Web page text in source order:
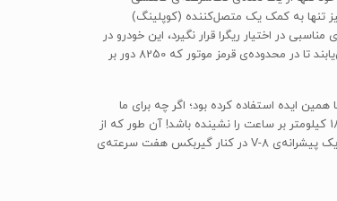
تنها به کمک یک متصل‌کننده (کوپلینگ)
50 کیلومتر بر ساعت که ممکن است نیروی محرکه‌ی مناسبی در اختیار ریگرا قرار نگیرد، این خودرو در
عوض به موتورهای الکتریکی متکی خواهد بود و در سرعت‌های بالاتر از 50 کیلومتر بر ساعت، سرعت موتور ریگرا و گشتاور چرخ‌های آن با نسبت مستقیم افزایش می‌یابند تا در محدوده‌ی قرمز موتور که 8250 دور بر
ایده استفاده کرده بود؛ اگر چه برای ما
چندان عجیب به نظر نمی‌رسد که «کریستین ون کونیگ‌زگ» به عنوان پایه‌گذار اصلی این خودرو تا به حال حتی نام یک خودروی سدان خانوادگی با حداکثر سرعت 183 کیلومتر بر ساعت را نشینده باشد! آن طور که از
سوی کمپانی سازنده عنوان شده، استفاده از گیربکس جدید در کنار موتورهای الکتریکی و پک باتری، وزن خودرو را تنها 88 کیلوگرم بیش‌تر از حالتی کرده که تنها از یک پیشرانه‌ی V-8 در کنار گیربکس هفت سرعته‌ی